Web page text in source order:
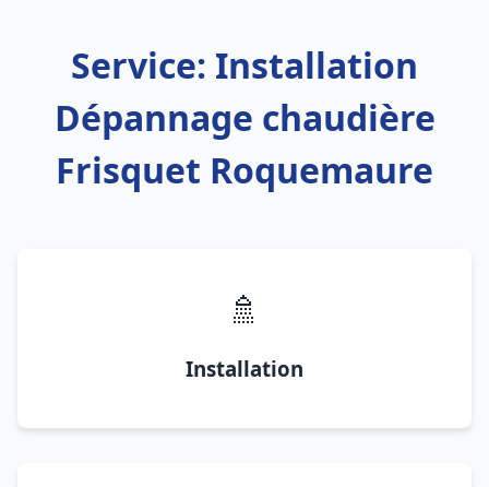
Service: Installation
Dépannage chaudière
Frisquet Roquemaure
🚿
Installation